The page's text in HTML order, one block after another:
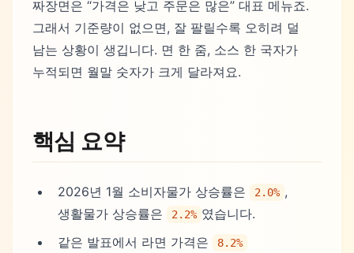
짜장면은 “가격은 낮고 주문은 많은” 대표 메뉴죠.
그래서 기준량이 없으면, 잘 팔릴수록 오히려 덜
남는 상황이 생깁니다. 면 한 줌, 소스 한 국자가
누적되면 월말 숫자가 크게 달라져요.
핵심 요약
2026년 1월 소비자물가 상승률은 2.0% ,
생활물가 상승률은
2.2% 였습니다.
같은 발표에서 라면 가격은
8.2%